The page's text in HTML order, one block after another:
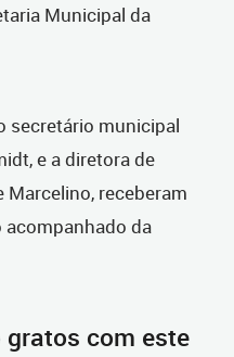
Municipal da
secretário municipal
e a diretora de
Marcelino, receberam
acompanhado da
com este